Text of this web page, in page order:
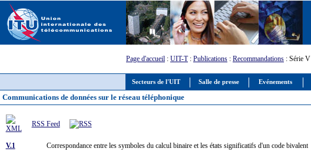
Secteurs de l'UIT Salle de presse Evénements
Page d'accueil : UIT-T: Publications : Recommandations : Série V
Communications de données sur le réseau téléphonique
RSS Feed
V.1 Correspondance entre les symboles du calcul binaire et les états significatifs d'un code bivalent